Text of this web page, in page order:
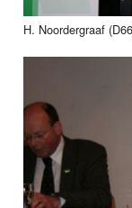
H. Noordergraaf